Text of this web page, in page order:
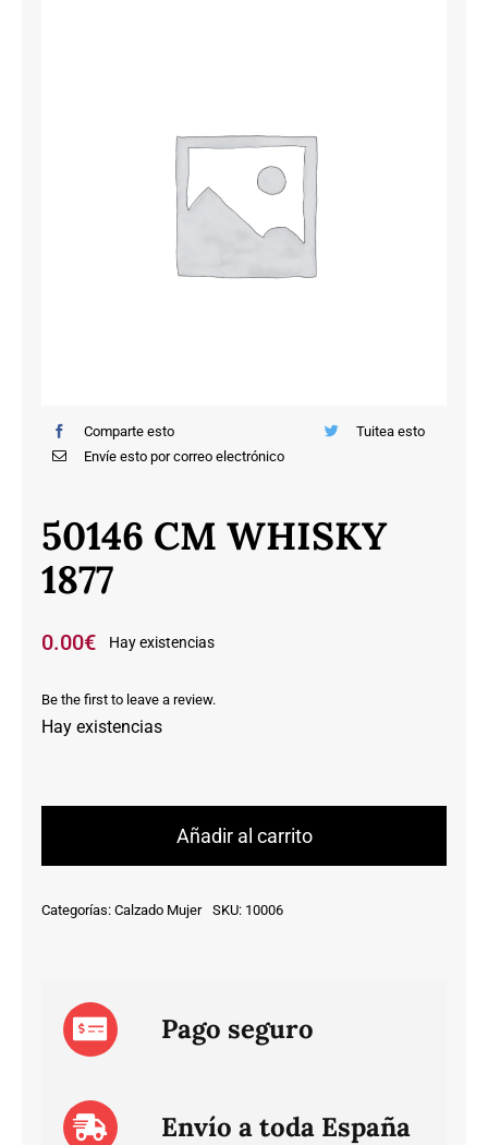
Comparte esto
Tuitea esto
Envíe esto por correo electrónico
50146 CM WHISKY
1877
0.00€ Hay existencias
Be the first to leave a review.
Hay existencias
cantidad
Añadir al carrito
Categorías: Calzado Mujer SKU: 10006
Pago seguro
Envío a toda España